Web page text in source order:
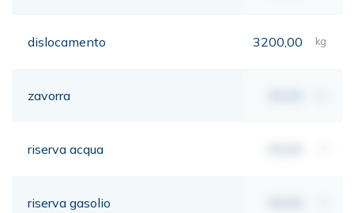
dislocamento 3200,00 kg
zavorra
riserva acqua
riserva gasolio